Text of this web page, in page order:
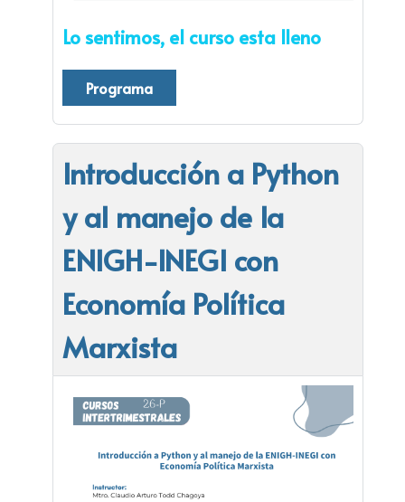
Lo sentimos, el curso esta lleno
Programa
Introducción a Python
y al manejo de la
ENIGH-INEGI con
Economía Política
Marxista